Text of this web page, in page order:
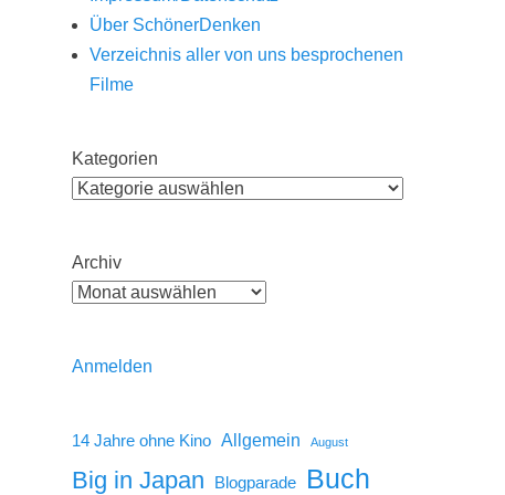
Über SchönerDenken
Verzeichnis aller von uns besprochenen
Filme
Kategorien
Archiv
Anmelden
14 Jahre ohne Kino Allgemein August
Big in Japan Blogparade Buch